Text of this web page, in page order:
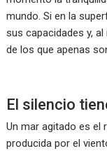
mundo. Si en la
sus capacidades y,
de los que apenas
El silencio
Un mar agitado es el
producida por el